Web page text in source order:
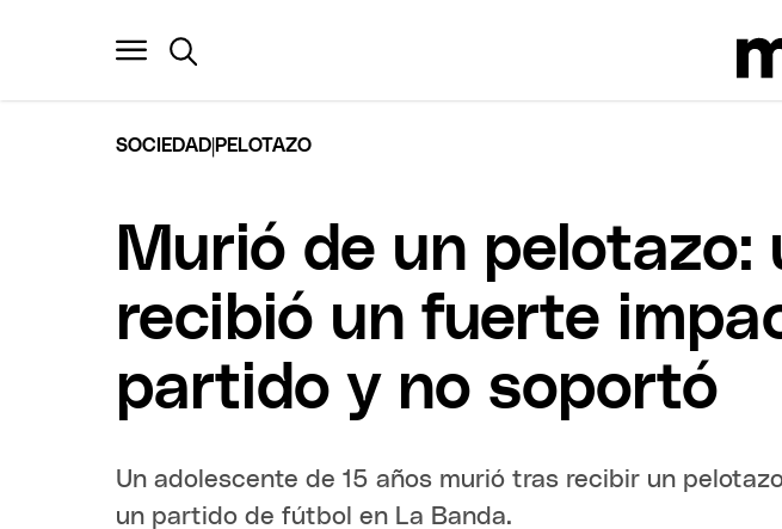
SOCIEDAD PELOTAZO
Murió de un pelotazo:
recibió un fuerte
partido y no soportó
Un adolescente de 15 años murió tras recibir un
un partido de fútbol en La Banda.